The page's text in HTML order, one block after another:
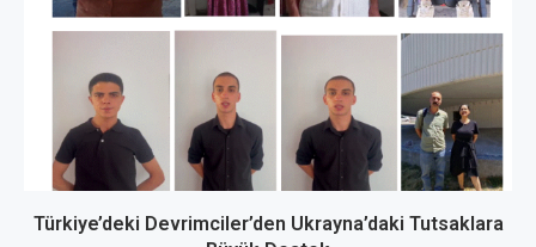
Türkiye’deki Devrimciler’den Ukrayna’daki Tutsaklara